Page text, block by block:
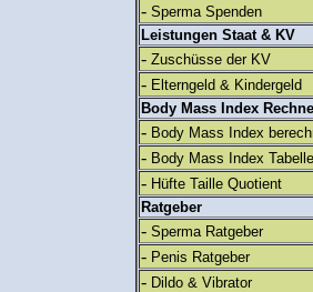
- Sperma Spenden
Leistungen Staat & KV
- Zuschüsse der KV
- Elterngeld & Kindergeld
Body Mass Index
- Body Mass Index
- Body Mass Index Tabelle
- Hüfte Taille Quotient
Ratgeber
- Sperma Ratgeber
- Penis Ratgeber
- Dildo & Vibrator